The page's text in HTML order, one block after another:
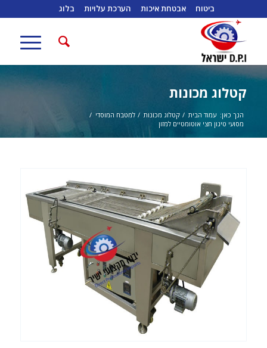
ביטוח אבטחת איכות הערכת עלויות בלוג
קטלוג מכונות
הנך כאן: עמוד הבית / קטלוג מכונות / למטבח המוסדי /
מסועי טיגון חצי אוטומטיים למזון